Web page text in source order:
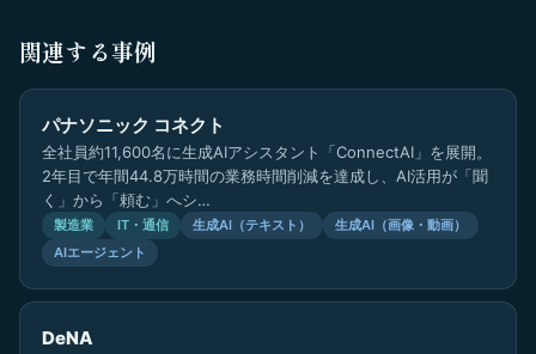
関連する事例
パナソニック コネクト
全社員約11,600名に生成AIアシスタント「ConnectAI」を展開。
2年目で年間44.8万時間の業務時間削減を達成し、AI活用が「聞
く」から「頼む」へシ…
製造業 IT・通信 生成AI（テキスト）
生成AI（画像・動画）
AIエージェント
DeNA